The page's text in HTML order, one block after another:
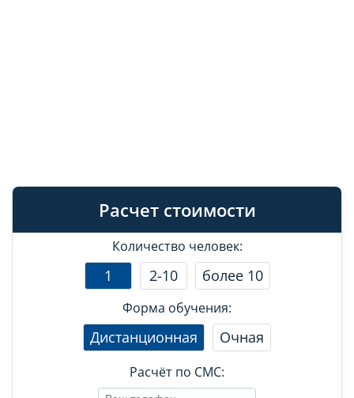
Расчет стоимости
Количество человек:
1 2-10 более 10
Форма обучения:
Дистанционная Очная
Расчёт по СМС: